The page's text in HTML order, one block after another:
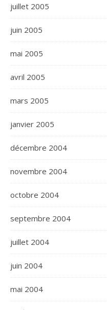
juillet 2005
juin 2005
mai 2005
avril 2005
mars 2005
janvier 2005
décembre 2004
novembre 2004
octobre 2004
septembre 2004
juillet 2004
juin 2004
mai 2004